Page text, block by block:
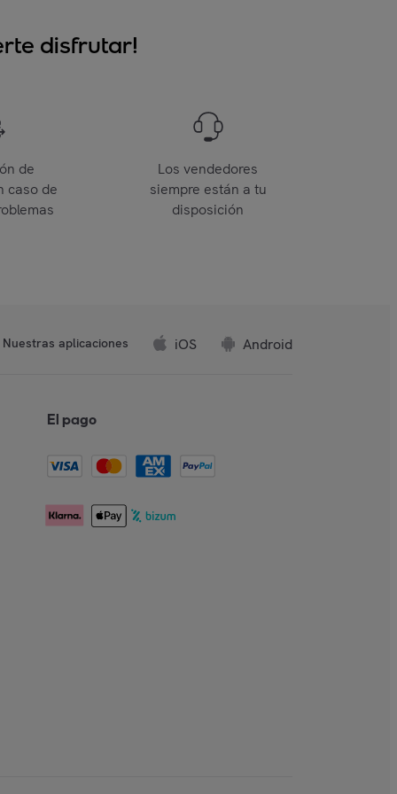
disfrutar!
de
caso de
Los vendedores
siempre están a tu
disposición
Nuestras aplicaciones iOS Android
El pago